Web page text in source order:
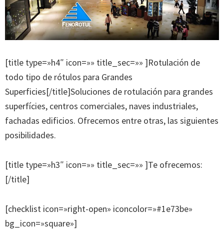
[title type=»h4″ icon=»» title_sec=»» ]Rotulación de
todo tipo de rótulos para Grandes
Superficies[/title]Soluciones de rotulación para grandes
superfícies, centros comerciales, naves industriales,
fachadas edificios. Ofrecemos entre otras, las siguientes
posibilidades.
[title type=»h3″ icon=»» title_sec=»» ]Te ofrecemos:
[/title]
[checklist icon=»right-open» iconcolor=»#1e73be»
bg_icon=»square»]